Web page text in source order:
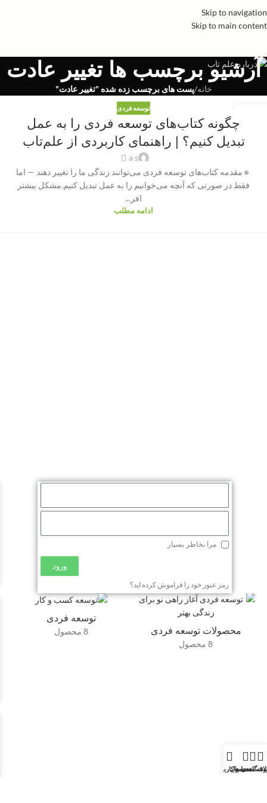
Skip to navigation
Skip to main content
آرشیو برچسب ها تغییر عادت
خانه/پست های برچسب زده شده "تغییر عادت"
توسعه فردی
چگونه کتاب‌های توسعه فردی را به عمل
تبدیل کنیم؟ | راهنمای کاربردی از علم‌تاب
a s
🔹مقدمه کتاب‌های توسعه فردی می‌توانند زندگی ما را تغییر دهند — اما
فقط در صورتی که آنچه می‌خوانیم را به عمل تبدیل کنیم.مشکل بیشتر
افر...
ادامه مطلب
مرا بخاطر بسپار
ورود
رمز عبور خود را فراموش کرده اید؟
محصولات توسعه فردی
8 محصول
توسعه فردی
8 محصول
مندی ها
محصول
حساب کاربری من